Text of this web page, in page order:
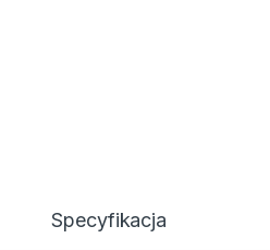
Specyfikacja